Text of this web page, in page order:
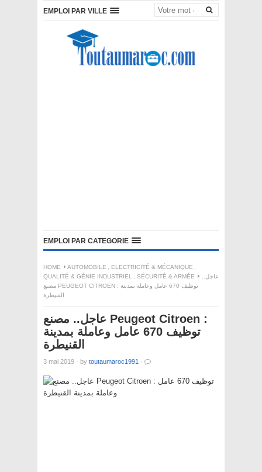
EMPLOI PAR VILLE
EMPLOI PAR CATEGORIE
HOME AUTOMOBILE , ELECTRICITÉ & MÉCANIQUE ,
QUALITÉ & GÉNIE INDUSTRIEL , SÉCURITÉ & ARMÉE
عاجل..
مصنع PEUGEOT CITROEN : توظيف 670 عامل وعاملة بمدينة
القنيطرة
عاجل.. مصنع Peugeot Citroen :
توظيف 670 عامل وعاملة بمدينة
القنيطرة
3 mai 2019 · by toutaumaroc1991 ·